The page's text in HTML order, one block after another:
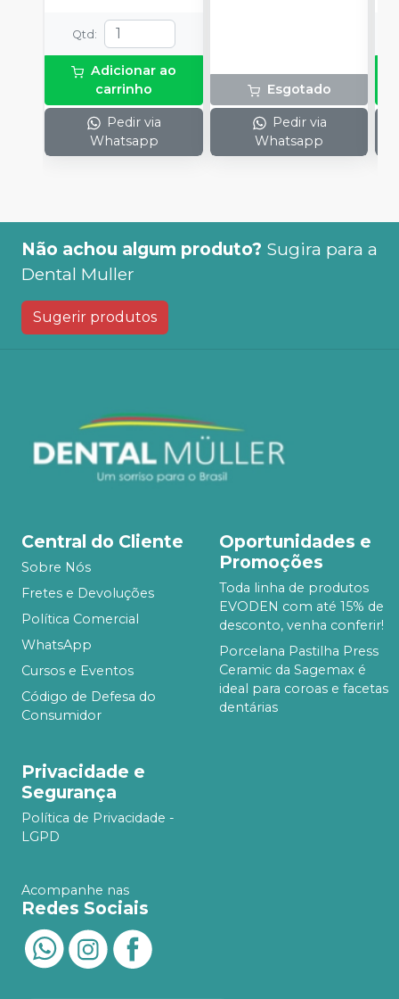
Qtd :
Adicionar ao
carrinho
Pedir via
Whatsapp
Esgotado
Pedir via
Whatsapp
Não achou algum produto? Sugira para a
Dental Muller
Sugerir produtos
Central do Cliente
Sobre Nós
Fretes e Devoluções
Política Comercial
WhatsApp
Cursos e Eventos
Código de Defesa do
Consumidor
Oportunidades e
Promoções
Toda linha de produtos
EVODEN com até 15% de
desconto, venha conferir!
Porcelana Pastilha Press
Ceramic da Sagemax é
ideal para coroas e facetas
dentárias
Privacidade e
Segurança
Política de Privacidade -
LGPD
Acompanhe nas
Redes Sociais